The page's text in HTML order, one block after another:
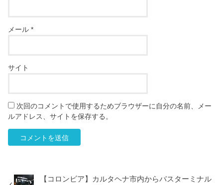
メール*
サイト
次回のコメントで使用するためブラウザーに自分の名前、メー
ルアドレス、サイトを保存する。
【コロンビア】カルタヘナ市内からバスターミナル